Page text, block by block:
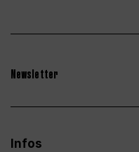
Newsletter
Infos